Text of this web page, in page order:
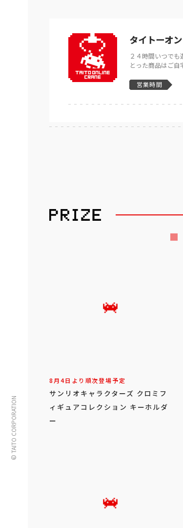
© TAITO CORPORATION
タイトーオ
２４時間いつでも
とった商品はご自
営業時間
8月4日より順次登場予定
サンリオキャラクターズ クロミフ
ィギュアコレクション キーホルダ
ー